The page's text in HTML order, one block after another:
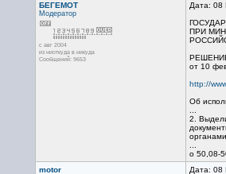
БЕГЕМОТ
Модератор
с авг 2004
из ниоткуда в никуда
Сообщений: 9653
Дата: 08
ПРИ
от 10
http://
Об
2.
o 50,08-
motor
Дата: 08